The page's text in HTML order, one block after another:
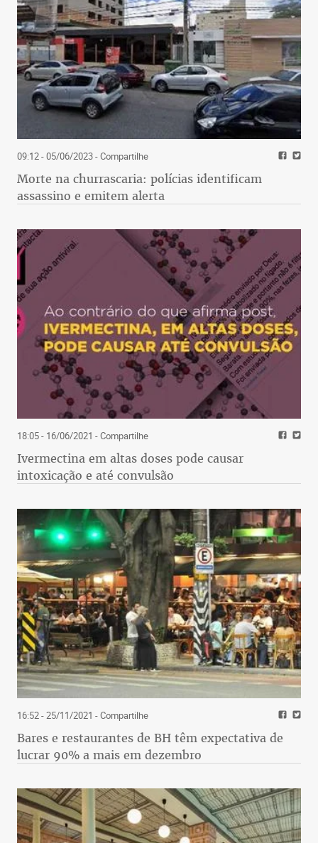
09:12 - 05/06/2023- Compartilhe
Morte na churrascaria: polícias identificam
assassino e emitem alerta
18:05 - 16/06/2021 - Compartilhe
Ivermectina em altas doses pode causar
intoxicação e até convulsão
16:52 - 25/11/2021 - Compartilhe
Bares e restaurantes de BH têm expectativa de
lucrar 90% a mais em dezembro